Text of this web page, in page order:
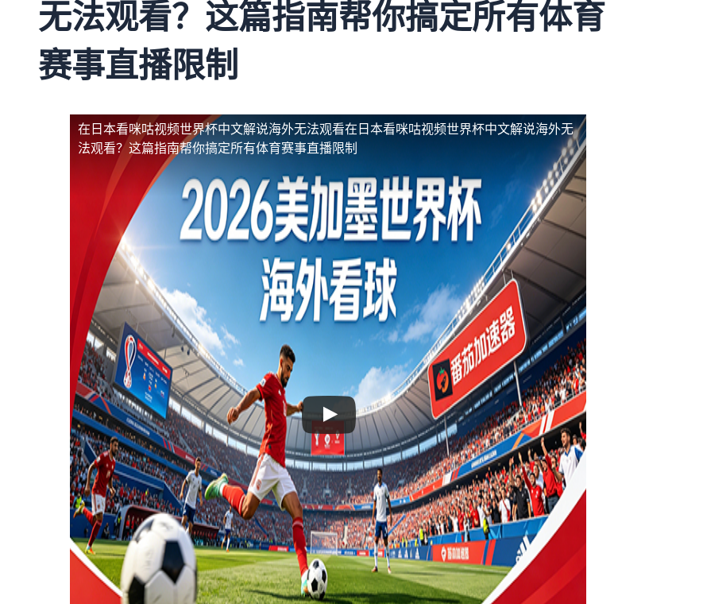
无法观看？这篇指南帮你搞定所有体育
赛事直播限制
在日本看咪咕视频世界杯中文解说海外无法观看在日本看咪咕视频世界杯中文解说海外无
法观看？这篇指南帮你搞定所有体育赛事直播限制